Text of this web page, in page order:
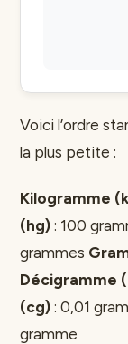
Voici l’ordre
la plus petite :
Kilogramme
(hg) : 100
grammes
Décigramme
(cg) : 0,01
gramme